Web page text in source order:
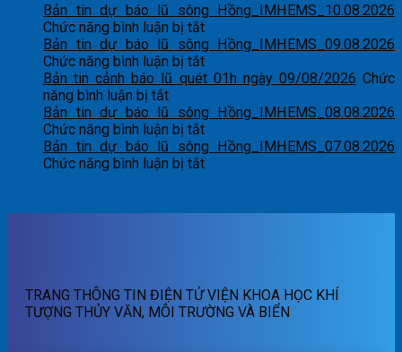
Bản tin dự báo lũ sông Hồng_IMHEMS_10.08.2026
Chức năng bình luận bị tắtở
Bản
tin
dự
lũ
sông
Hồng_IMHEMS_10.08.2026
Bản tin dự báo lũ sông Hồng_IMHEMS_09.08.2026
Chức năng bình luận bị tắtở
Bản
dự
báo
lũ
sông
Bản tin cảnh báo lũ quét 01h ngày 09/08/2026 Chức
năng bình luận bị tắtở
Bản
tin
cảnh
báo
01h
Bản tin dự báo lũ sông Hồng_IMHEMS_08.08.2026
Chức năng bình luận bị tắtở
Bản
tin
lũ
Bản tin dự báo lũ sông Hồng_IMHEMS_07.08.2026
Chức năng bình luận bị tắtở
dự
TRANG THÔNG TIN ĐIỆN TỬ VIỆN KHOA HỌC KHÍ
TƯỢNG THỦY VĂN, MÔI TRƯỜNG VÀ BIỂN